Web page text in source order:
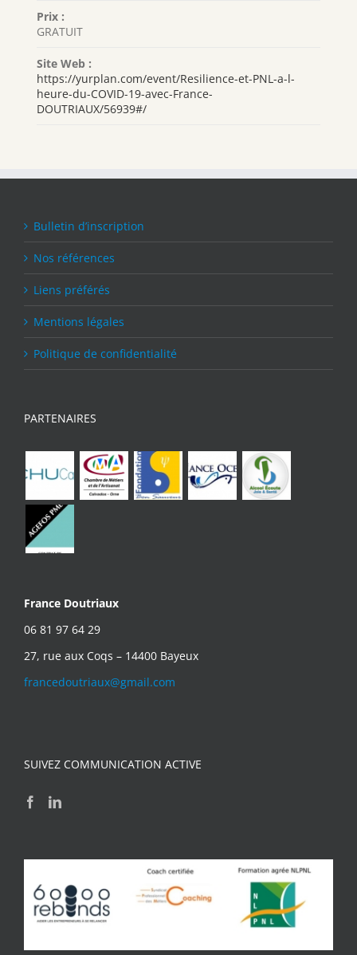
Prix :
GRATUIT
Site Web :
https://yurplan.com/event/Resilience-et-PNL-a-l-
heure-du-COVID-19-avec-France-
DOUTRIAUX/56939#/
Bulletin d’inscription
Nos références
Liens préférés
Mentions légales
Politique de confidentialité
PARTENAIRES
France Doutriaux
06 81 97 64 29
27, rue aux Coqs – 14400 Bayeux
francedoutriaux@gmail.com
SUIVEZ COMMUNICATION ACTIVE